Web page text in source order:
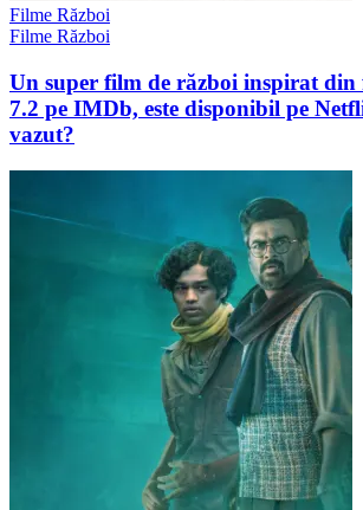
Filme Război
Filme Război
Un super film de război inspirat din
7.2 pe IMDb, este disponibil pe
vazut?